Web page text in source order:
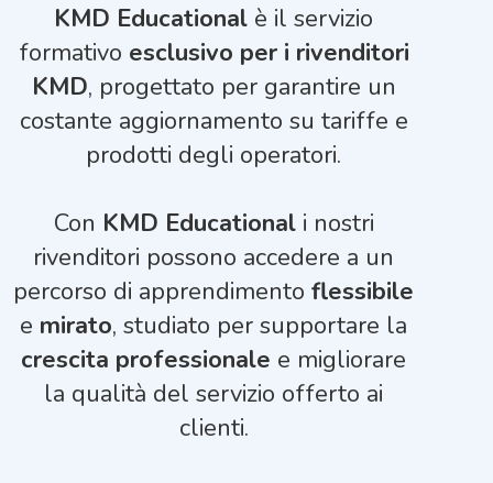
KMD Educational è il servizio
formativo esclusivo per i rivenditori
KMD, progettato per garantire un
costante aggiornamento su tariffe e
prodotti degli operatori.
Con KMD Educationali nostri
rivenditori possono accedere a un
percorso di apprendimento flessibile
e mirato, studiato per supportare la
crescita professionale e migliorare
la qualità del servizio offerto ai
clienti.